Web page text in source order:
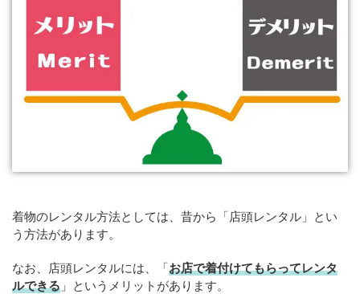
着物のレンタル方法としては、昔から「店頭レンタル」とい
う方法があります。
なお、店頭レンタルには、「お店で着付けてもらってレンタ
ルできる 」というメリットがあります。